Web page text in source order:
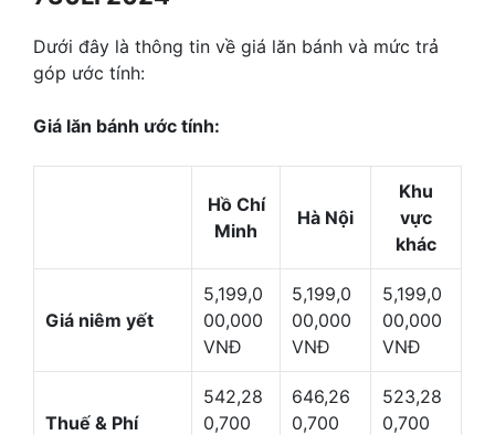
Dưới đây là thông tin về giá lăn bánh và mức trả
góp ước tính:
Giá lăn bánh ước tính:
Hồ Chí
Minh
Hà Nội
Khu
vực
khác
Giá niêm yết
5,199,0
00,000
VNĐ
5,199,0
00,000
VNĐ
5,199,0
00,000
VNĐ
Thuế & Phí
542,28
0,700
646,26
0,700
523,28
0,700